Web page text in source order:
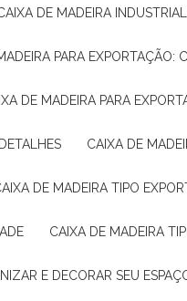
CAIXA DE MADEIRA
PARA
DE MADEIRA PARA
CAIXA DE
CAIXA DE MADEIRA TIPO
CAIXA DE MADEIRA
E DECORAR SEU